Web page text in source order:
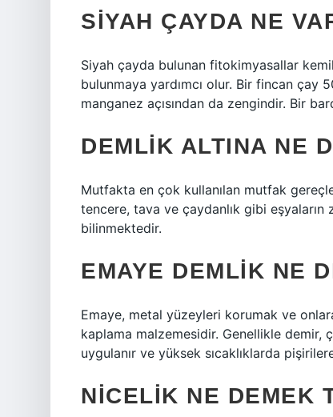
SIYAH ÇAYDA NE
Siyah çayda bulunan fitokimyasallar
bulunmaya yardımcı olur. Bir fincan çay
manganez açısından da zengindir. Bir
DEMLIK ALTINA NE
Mutfakta en çok kullanılan mutfak
tencere, tava ve çaydanlık gibi eşyaların
bilinmektedir.
EMAYE DEMLIK NE
Emaye, metal yüzeyleri korumak ve
kaplama malzemesidir. Genellikle demir,
uygulanır ve yüksek sıcaklıklarda
NICELIK NE DEMEK